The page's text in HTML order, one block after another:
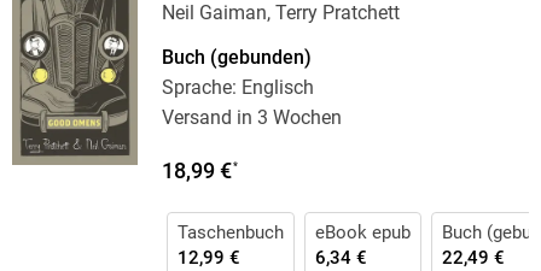
Neil Gaiman, Terry Pratchett
Buch (gebunden)
Sprache: Englisch
Versand in 3 Wochen
18,99 €*
Taschenbuch
12,99 €
eBook epub
6,34 €
Buch
22,49 €